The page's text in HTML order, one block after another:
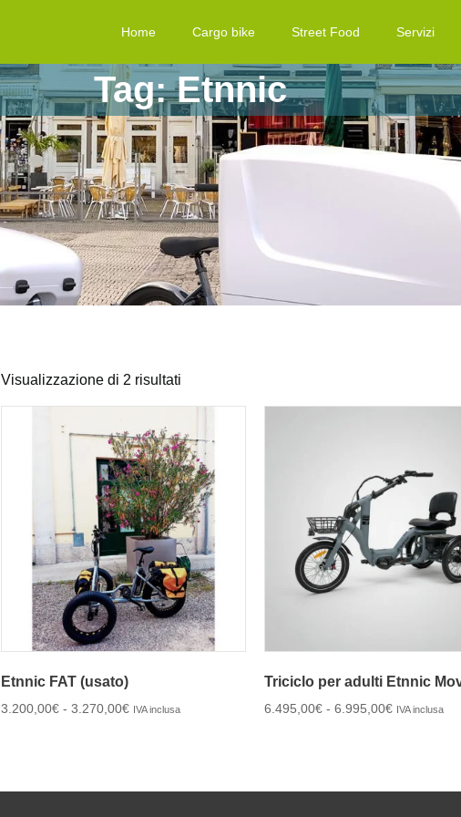
Home Cargo bike Street Food Servizi
Tag: Etnnic
Visualizzazione di 2 risultati
Etnnic FAT (usato)
3.200,00€ - 3.270,00€ IVA inclusa
Triciclo per adulti Etnnic
6.495,00€ - 6.995,00€ IVA inclusa